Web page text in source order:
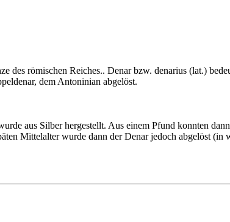
römischen Reiches.. Denar bzw. denarius (lat.)
dem Antoninian abgelöst.
aus Silber hergestellt. Aus einem Pfund konnten
Mittelalter wurde dann der Denar jedoch abgelöst